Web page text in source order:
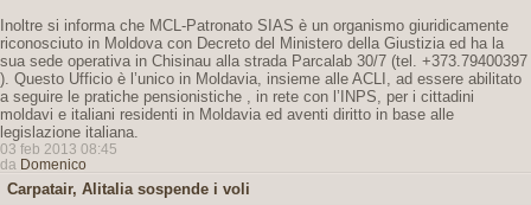
Inoltre si informa che MCL-Patronato SIAS è un organismo giuridicamente
riconosciuto in Moldova con Decreto del Ministero della Giustizia ed ha la
sua sede operativa in Chisinau alla strada Parcalab 30/7 (tel. +373.79400397
). Questo Ufficio è l’unico in Moldavia, insieme alle ACLI, ad essere abilitato
a seguire le pratiche pensionistiche , in rete con l’INPS, per i cittadini
moldavi e italiani residenti in Moldavia ed aventi diritto in base alle
legislazione italiana.
03 feb 2013 08:45
da Domenico
Carpatair, Alitalia sospende i voli